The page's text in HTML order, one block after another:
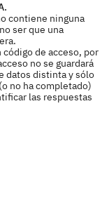
contiene ninguna
ser que una
de acceso, por
no se guardará
datos distinta y sólo
no ha completado)
las respuestas